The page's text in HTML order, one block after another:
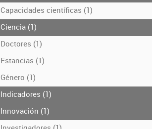
Capacidades científicas (1)
Ciencia (1)
Doctores (1)
Estancias (1)
Género (1)
Indicadores (1)
Innovación (1)